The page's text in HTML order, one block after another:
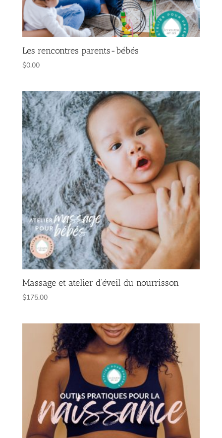
Les rencontres parents-bébés
$0.00
Massage et atelier d’éveil du nourrisson
$175.00